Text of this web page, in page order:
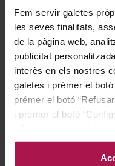
Fem servir galetes
les seves finalitats,
de la pàgina web,
publicitat
interès en els nostres
galetes i prémer el
prémer el botó
i prémer el botó
de carácter distintivo.
combinación de la
recuperada por la
Merlot, dando lugar a
modernidad. El
se refleja en sus
sotobosque, mientras
persistente transmite
Una propuesta con